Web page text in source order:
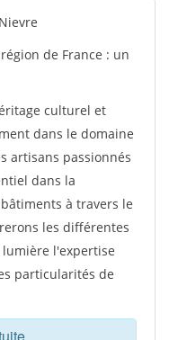
de France : un
culturel et
dans le domaine
artisans passionnés
dans la
à travers le
les différentes
l'expertise
particularités de